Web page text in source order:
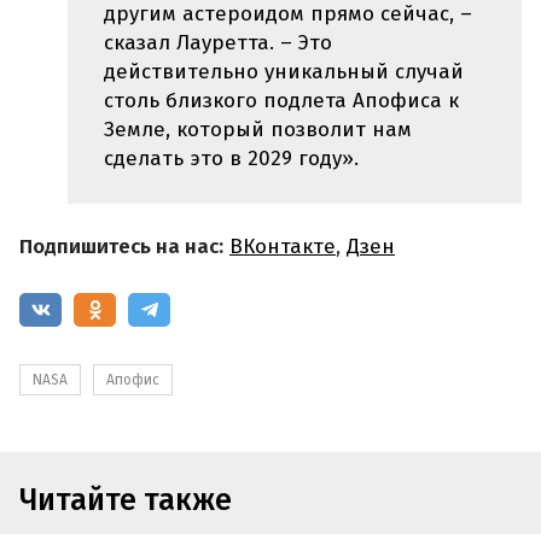
другим астероидом прямо сейчас, –
сказал Лауретта. – Это
действительно уникальный случай
столь близкого подлета Апофиса к
Земле, который позволит нам
сделать это в 2029 году».
Подпишитесь на нас: ВКонтакте, Дзен
NASA Апофис
Читайте также